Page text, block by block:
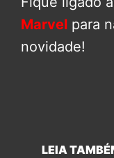
Marvel para
novidade!
LEIA